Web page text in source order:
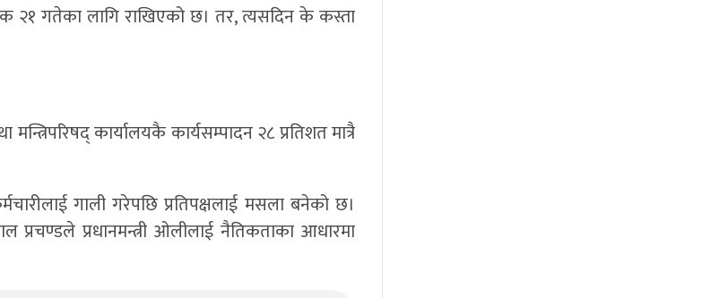
२१ गतेका लागि राखिएको छ। तर, त्यसदिन के कस्ता
कार्यालयकै कार्यसम्पादन २८ प्रतिशत मात्रै
गाली गरेपछि प्रतिपक्षलाई मसला बनेको छ।
प्रचण्डले प्रधानमन्त्री ओलीलाई नैतिकताका आधारमा